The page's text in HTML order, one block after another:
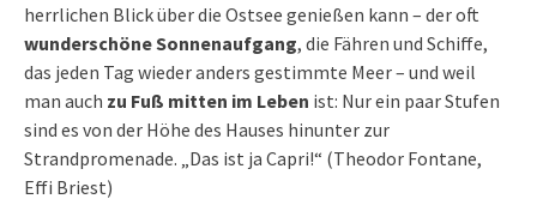
herrlichen Blick über die Ostsee genießen kann – der oft
wunderschöne Sonnenaufgang, die Fähren und Schiffe,
das jeden Tag wieder anders gestimmte Meer – und weil
man auch zu Fuß mitten im Leben ist: Nur ein paar Stufen
sind es von der Höhe des Hauses hinunter zur
Strandpromenade. „Das ist ja Capri!“ (Theodor Fontane,
Effi Briest)